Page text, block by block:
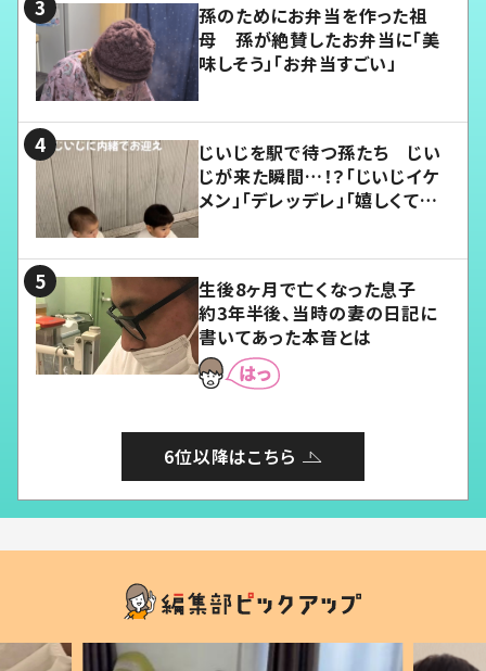
孫のためにお弁当を作った祖
母 孫が絶賛したお弁当に「美
味しそう」「お弁当すごい」
じいじを駅で待つ孫たち じい
じが来た瞬間…！？「じいじイケ
メン」「デレッデレ」「嬉しくて可
生後8ヶ月で亡くなった息子
約3年半後、当時の妻の日記に
書いてあった本音とは
6位以降はこちら